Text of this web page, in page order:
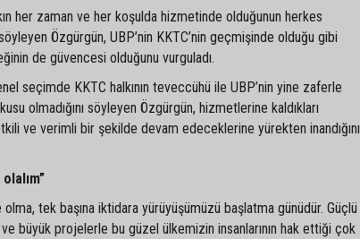
her zaman ve her koşulda hizmetinde olduğunun herkes
Özgürgün, UBP’nin KKTC’nin geçmişinde olduğu gibi
de güvencesi olduğunu vurguladı.
seçimde KKTC halkının teveccühü ile UBP’nin yine zaferle
olmadığını söyleyen Özgürgün, hizmetlerine kaldıkları
ve verimli bir şekilde devam edeceklerine yürekten inandığını
olma, tek başına iktidara yürüyüşümüzü başlatma günüdür. Güçlü
büyük projelerle bu güzel ülkemizin insanlarının hak ettiği çok